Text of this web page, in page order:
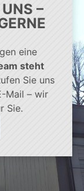
–
eine
steht
Sie uns
Mail – wir
Sie.